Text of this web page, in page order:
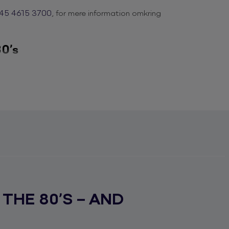
4615 3700 , for mere information omkring
da den ubekymrede musik havde sine
plus det løse. Fem musikere, der
som når langt ud over scenekanten.
skemaet.
80’S – AND